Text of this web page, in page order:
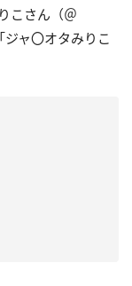
こさん（＠
ャ〇オタみりこ